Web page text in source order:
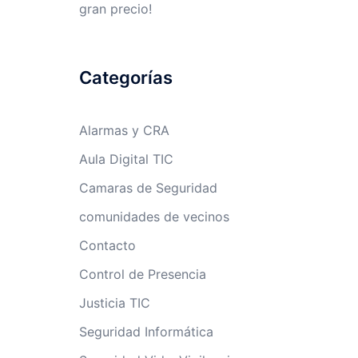
gran precio!
Categorías
Alarmas y CRA
Aula Digital TIC
Camaras de Seguridad
comunidades de vecinos
Contacto
Control de Presencia
Justicia TIC
Seguridad Informática